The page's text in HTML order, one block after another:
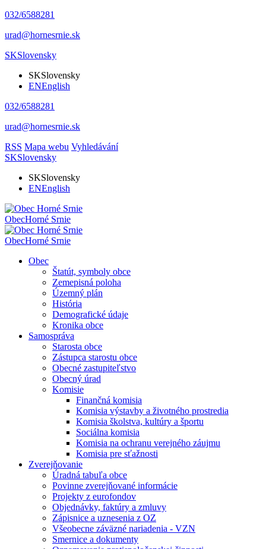
032/6588281
urad@hornesrnie.sk
SKSlovensky
SKSlovensky
ENEnglish
032/6588281
urad@hornesrnie.sk
RSS Mapa webu Vyhledávání
SKSlovensky
SKSlovensky
ENEnglish
ObecHorné Srnie
ObecHorné Srnie
Obec
Štatút, symboly obce
Zemepisná poloha
Územný plán
História
Demografické údaje
Kronika obce
Samospráva
Starosta obce
Zástupca starostu obce
Obecné zastupiteľstvo
Obecný úrad
Komisie
Finančná komisia
Komisia výstavby a životného prostredia
Komisia školstva, kultúry a športu
Sociálna komisia
Komisia na ochranu verejného záujmu
Komisia pre sťažnosti
Zverejňovanie
Úradná tabuľa obce
Povinne zverejňované informácie
Projekty z eurofondov
Objednávky, faktúry a zmluvy
Zápisnice a uznesenia z OZ
Všeobecne záväzné nariadenia - VZN
Smernice a dokumenty